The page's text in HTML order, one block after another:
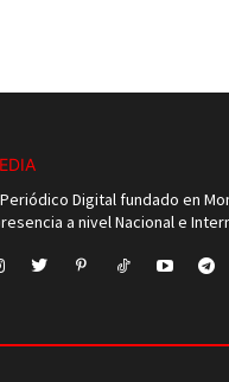
Digital fundado en
a nivel Nacional e